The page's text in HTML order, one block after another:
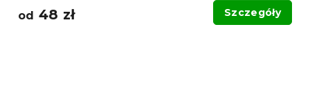
od 48 zł Szczegóły